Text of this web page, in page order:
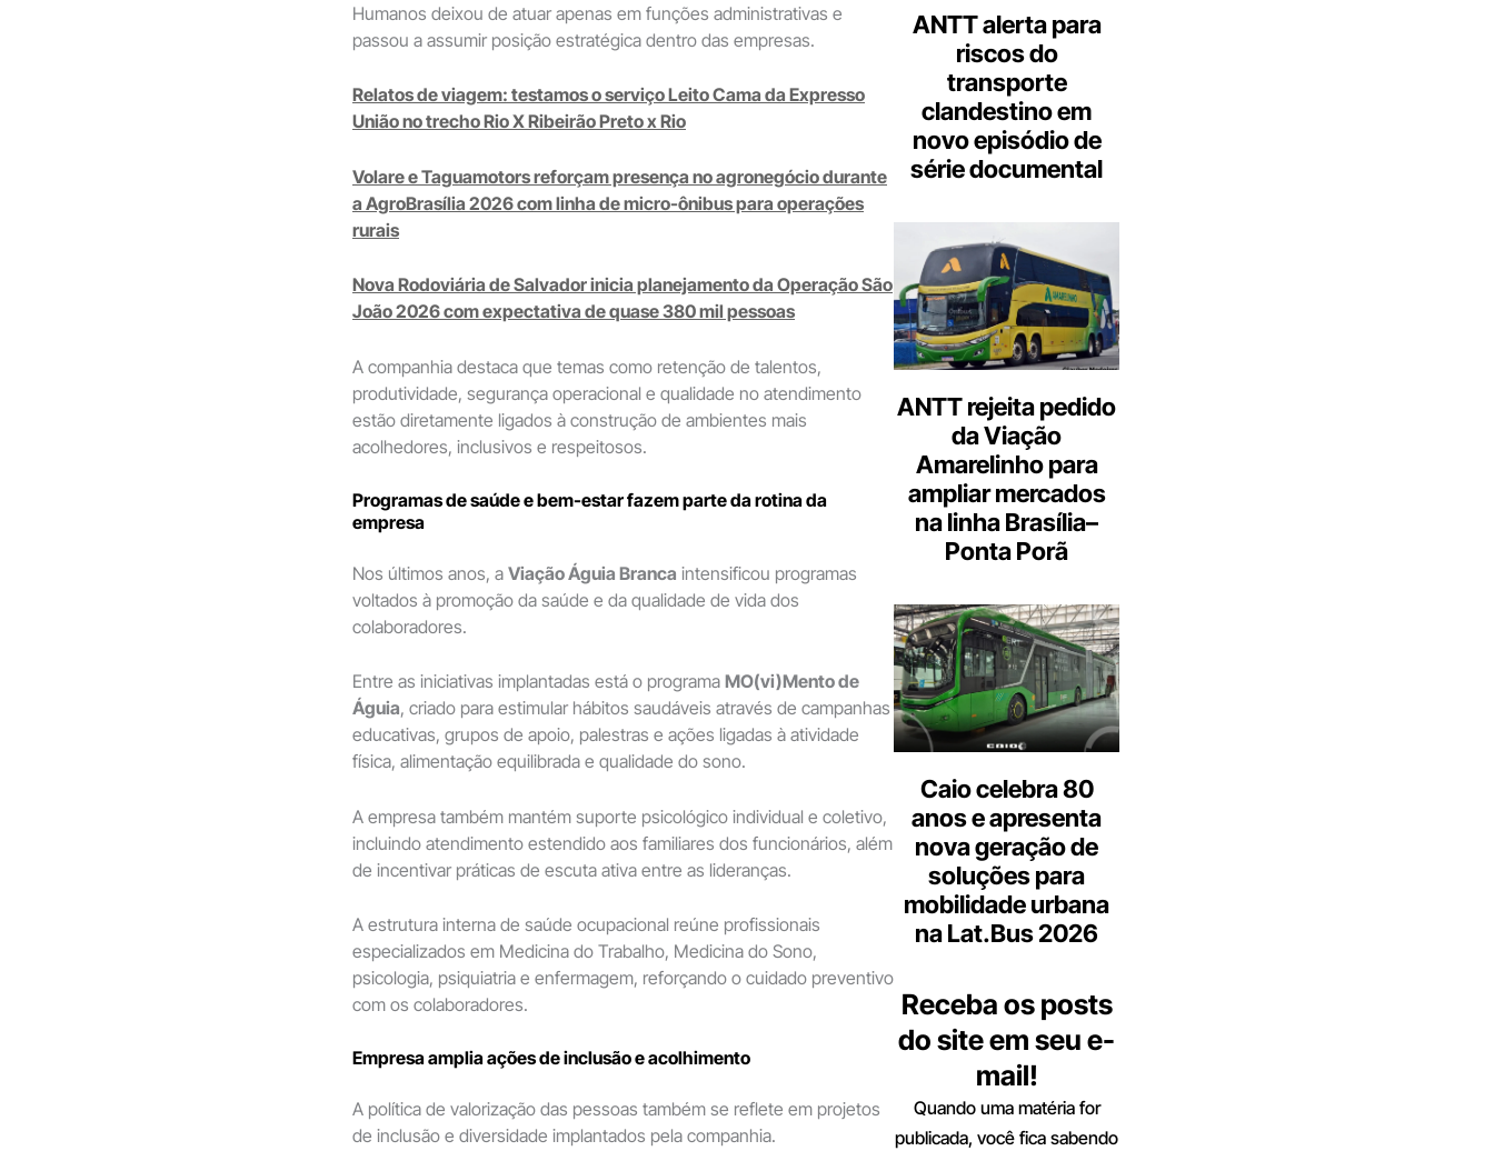
Humanos deixou de atuar apenas em funções administrativas e
passou a assumir posição estratégica dentro das empresas.
Relatos de viagem: testamos o serviço Leito Cama da Expresso
União no trecho Rio X Ribeirão Preto x Rio
Volare e Taguamotors reforçam presença no agronegócio durante
a AgroBrasília 2026 com linha de micro-ônibus para operações
rurais
Nova Rodoviária de Salvador inicia planejamento da Operação São
João 2026 com expectativa de quase 380 mil pessoas
A companhia destaca que temas como retenção de talentos,
produtividade, segurança operacional e qualidade no atendimento
estão diretamente ligados à construção de ambientes mais
acolhedores, inclusivos e respeitosos.
Programas de saúde e bem-estar fazem parte da rotina da
empresa
Nos últimos anos, a Viação Águia Branca intensificou programas
voltados à promoção da saúde e da qualidade de vida dos
colaboradores.
Entre as iniciativas implantadas está o programa MO(vi)Mento de
Águia, criado para estimular hábitos saudáveis através de campanhas
educativas, grupos de apoio, palestras e ações ligadas à atividade
física, alimentação equilibrada e qualidade do sono.
A empresa também mantém suporte psicológico individual e coletivo,
incluindo atendimento estendido aos familiares dos funcionários, além
de incentivar práticas de escuta ativa entre as lideranças.
A estrutura interna de saúde ocupacional reúne profissionais
especializados em Medicina do Trabalho, Medicina do Sono,
psicologia, psiquiatria e enfermagem, reforçando o cuidado preventivo
com os colaboradores.
Empresa amplia ações de inclusão e acolhimento
A política de valorização das pessoas também se reflete em projetos
de inclusão e diversidade implantados pela companhia.
ANTT alerta para
riscos do
transporte
clandestino em
novo episódio de
série documental
ANTT rejeita pedido
da Viação
Amarelinho para
ampliar mercados
na linha Brasília–
Ponta Porã
Caio celebra 80
anos e apresenta
nova geração de
soluções para
mobilidade urbana
na Lat.Bus 2026
Receba os posts
do site em seu e-
mail!
Quando uma matéria for
publicada, você fica sabendo